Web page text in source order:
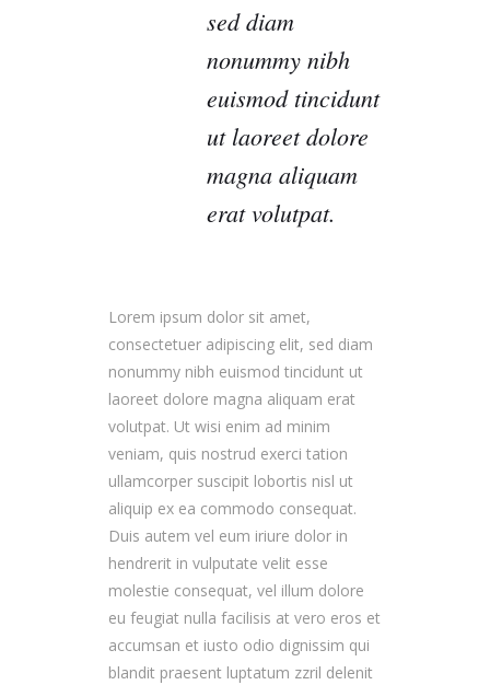
sed diam
nonummy nibh
euismod tincidunt
ut laoreet dolore
magna aliquam
erat volutpat.
Lorem ipsum dolor sit amet,
consectetuer adipiscing elit, sed diam
nonummy nibh euismod tincidunt ut
laoreet dolore magna aliquam erat
volutpat. Ut wisi enim ad minim
veniam, quis nostrud exerci tation
ullamcorper suscipit lobortis nisl ut
aliquip ex ea commodo consequat.
Duis autem vel eum iriure dolor in
hendrerit in vulputate velit esse
molestie consequat, vel illum dolore
eu feugiat nulla facilisis at vero eros et
accumsan et iusto odio dignissim qui
blandit praesent luptatum zzril delenit